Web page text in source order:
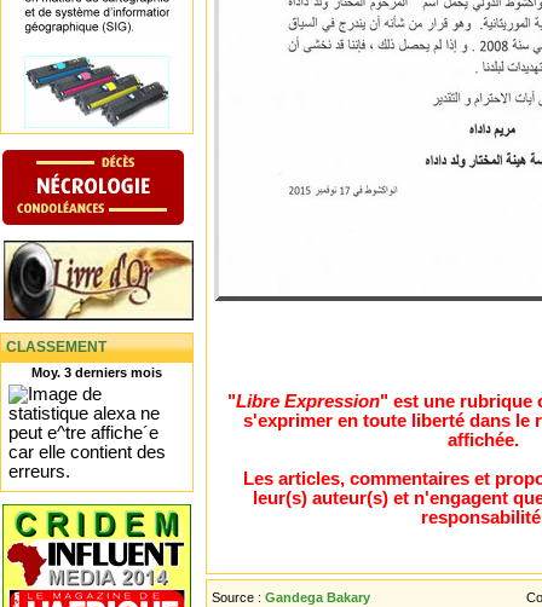
CLASSEMENT
Moy. 3 derniers mois
"Libre Expression" est une rubrique
s'exprimer en toute liberté dans le
affichée.
Les articles, commentaires et
leur(s) auteur(s) et n'engagent
Source : Gandega Bakary